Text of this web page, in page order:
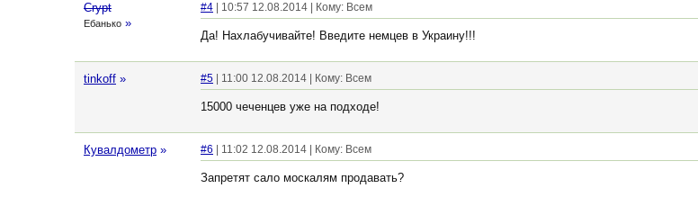
Crypt
Ебанько »
#4 | 10:57 12.08.2014 | Кому: Всем
Да! Нахлабучивайте! Введите немцев в Украину!!!
tinkoff » #5 | 11:00 12.08.2014 | Кому: Всем
15000 чеченцев уже на подходе!
Кувалдометр » #6 | 11:02 12.08.2014 | Кому: Всем
Запретят сало москалям продавать?